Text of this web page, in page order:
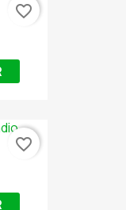
favorite_border
favorite_border